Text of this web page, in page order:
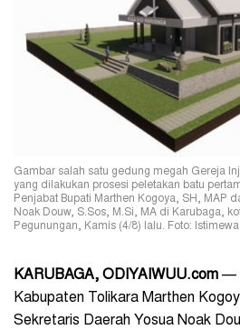
Gambar salah satu gedung megah Gereja
yang dilakukan prosesi peletakan batu
Penjabat Bupati Marthen Kogoya, SH, MAP
Noak Douw, S.Sos, M.Si, MA di Karubaga,
Pegunungan, Kamis (4/8) lalu. Foto: Istimewa
KARUBAGA, ODIYAIWUU.com —
Kabupaten Tolikara Marthen
Sekretaris Daerah Yosua Noak